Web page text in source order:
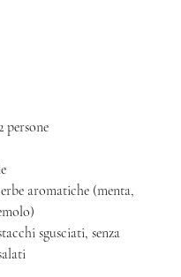
persone
aromatiche (menta,
sgusciati, senza